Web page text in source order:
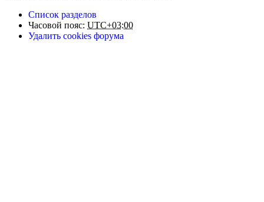
Список разделов
Часовой пояс: UTC+03:00
Удалить cookies форума